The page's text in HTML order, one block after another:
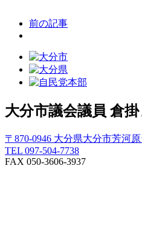
前の記事
大分市議会議員 倉
〒870-0946 大分県大分市芳河原
TEL 097-504-7738
FAX 050-3606-3937